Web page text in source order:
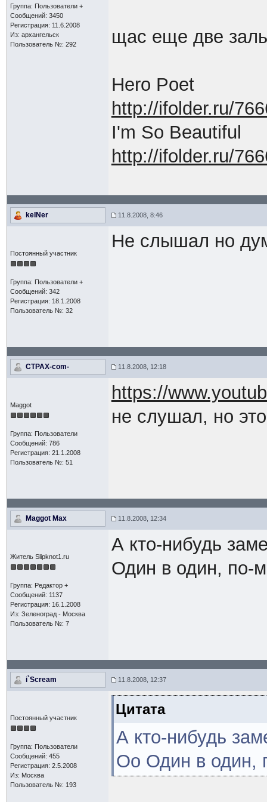
Группа: Пользователи +
Сообщений: 3450
Регистрация: 11.6.2008
Из: архангельск
Пользователь №: 292
щас еще две
Hero Poet
http://ifolder.ru/
I'm So Beautiful
http://ifolder.ru/
keINer 11.8.2008, 8:46
Постоянный участник
Группа: Пользователи +
Сообщений: 342
Регистрация: 18.1.2008
Пользователь №: 32
Не слышал но
CTPAX-com- 11.8.2008, 12:18
Maggot
Группа: Пользователи
Сообщений: 786
Регистрация: 21.1.2008
Пользователь №: 51
https://
не слушал, но
Maggot Max 11.8.2008, 12:34
Житель Slipknot1.ru
Группа: Редактор +
Сообщений: 1137
Регистрация: 16.1.2008
Из: Зеленоград - Москва
Пользователь №: 7
А кто-нибудь
Один в один, по-
i`Scream 11.8.2008, 12:37
Постоянный участник
Группа: Пользователи
Сообщений: 455
Регистрация: 2.5.2008
Из: Москва
Пользователь №: 193
Цитата
А кто-нибудь
Оо Один в один,